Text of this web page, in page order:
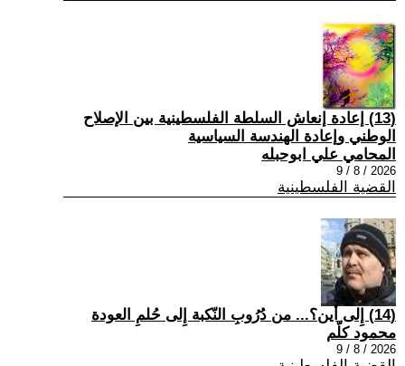
(13) إعادة إنعاش السلطة الفلسطينية بين الإصلاح
الوطني وإعادة الهندسة السياسية
المحامي علي ابوحبله
2026 / 8 / 9
القضية الفلسطينية
(14) إِلى أين؟... من دُرُوبِ النّكبة إِلى حُلمِ العودة
محمود كلّم
2026 / 8 / 9